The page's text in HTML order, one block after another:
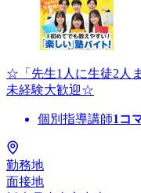
☆「先生1人に生徒2人
未経験大歓迎☆
個別指導講師1コ
勤務地
面接地